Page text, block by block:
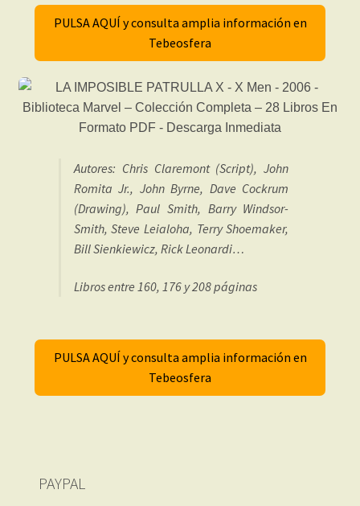
PULSA AQUÍ y consulta amplia información en
Tebeosfera
Autores: Chris Claremont (Script), John
Romita Jr., John Byrne, Dave Cockrum
(Drawing), Paul Smith, Barry Windsor-
Smith, Steve Leialoha, Terry Shoemaker,
Bill Sienkiewicz, Rick Leonardi…
Libros entre 160, 176 y 208 páginas
PULSA AQUÍ y consulta amplia información en
Tebeosfera
PAYPAL